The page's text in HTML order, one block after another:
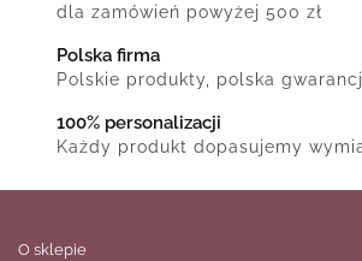
dla zamówień powyżej 500 zł
Polska firma
Polskie produkty, polska
100% personalizacji
Każdy produkt dopasujemy
O sklepie